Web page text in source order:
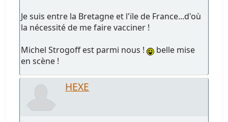
Je suis entre la Bretagne et l'ïle de France...d'où
la nécessité de me faire vacciner !
Michel Strogoff est parmi nous !
belle mise
en scène !
HEXE